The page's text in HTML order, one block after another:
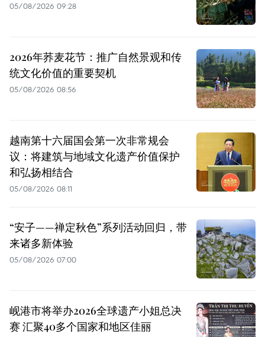
05/08/2026 09:28
2026年荞麦花节：推广自然景观和传
统文化价值的重要契机
05/08/2026 08:56
越南第十六届国会第一次非常规会
议：将建筑与地域文化遗产价值保护
和弘扬相结合
05/08/2026 08:11
“安子——禅定秋色”系列活动回归，带
来诸多新体验
05/08/2026 07:00
岘港市将举办2026全球遗产小姐总决
赛 汇聚40多个国家和地区佳丽